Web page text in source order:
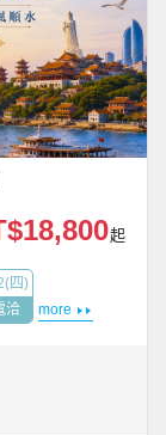
起
四)
洽
more